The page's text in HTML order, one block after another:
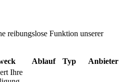
reibungslose Funktion unserer
Ablauf Typ
Anbieter
Ihre